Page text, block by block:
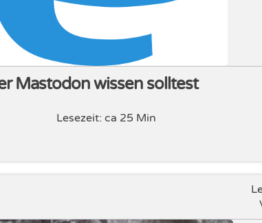
Mastodon wissen solltest
Lesezeit: ca 25 Min